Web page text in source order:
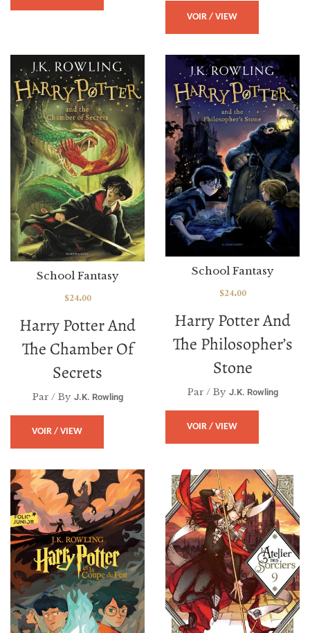
VOIR / VIEW
Harry Potter And
The Chamber Of
Secrets
School Fantasy
$24.00
Par / By J.K. Rowling
VOIR / VIEW
Harry Potter And
The Philosopher’s
Stone
School Fantasy
$24.00
Par / By J.K. Rowling
VOIR / VIEW